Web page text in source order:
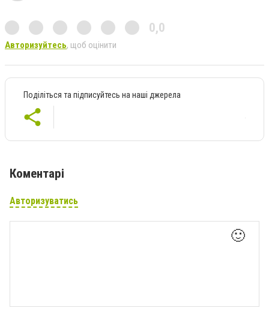
0,0
Авторизуйтесь, щоб оцінити
Поділіться та підписуйтесь на наші джерела
Коментарі
Авторизуватись
🙂